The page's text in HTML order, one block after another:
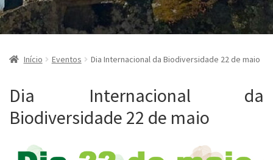
Início Eventos Dia Internacional da Biodiversidade 22 de maio
Dia Internacional da
Biodiversidade 22 de maio